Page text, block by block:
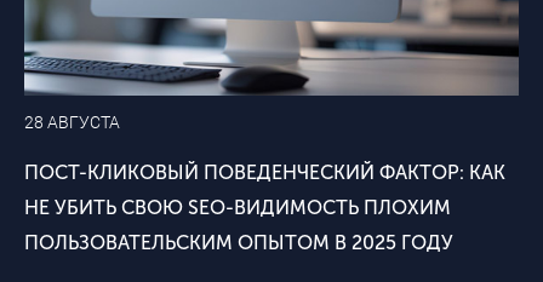
28 АВГУСТА
ПОСТ-КЛИКОВЫЙ ПОВЕДЕНЧЕСКИЙ ФАКТОР: КАК
НЕ УБИТЬ СВОЮ SEO-ВИДИМОСТЬ ПЛОХИМ
ПОЛЬЗОВАТЕЛЬСКИМ ОПЫТОМ В 2025 ГОДУ